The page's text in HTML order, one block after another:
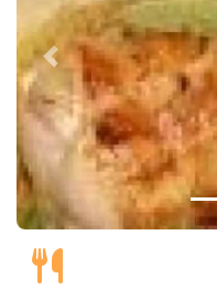
Précédent